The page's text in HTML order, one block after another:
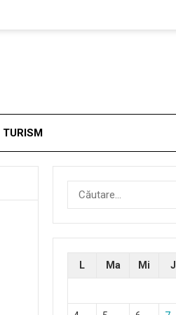
TURISM
Caută
după:
L Ma Mi J